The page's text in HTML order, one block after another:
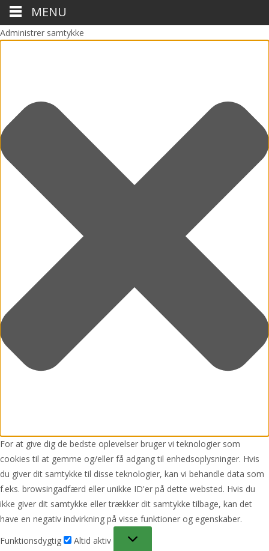
Administrer samtykke
For at give dig de bedste oplevelser bruger vi teknologier som
cookies til at gemme og/eller få adgang til enhedsoplysninger. Hvis
du giver dit samtykke til disse teknologier, kan vi behandle data som
f.eks. browsingadfærd eller unikke ID'er på dette websted. Hvis du
ikke giver dit samtykke eller trækker dit samtykke tilbage, kan det
have en negativ indvirkning på visse funktioner og egenskaber.
Funktionsdygtig
Altid aktiv
MENU